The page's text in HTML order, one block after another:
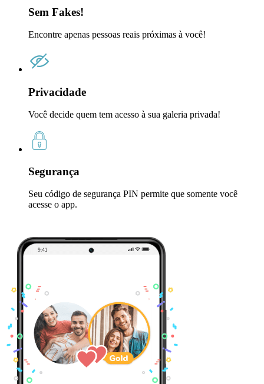
Sem Fakes!
Encontre apenas pessoas reais próximas à você!
Privacidade
Você decide quem tem acesso à sua galeria privada!
Segurança
Seu código de segurança PIN permite que somente você
acesse o app.